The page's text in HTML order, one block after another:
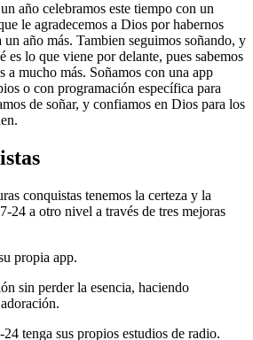
año celebramos este tiempo con un
le agradecemos a Dios por habernos
un año más. Tambien seguimos soñando, y
es lo que viene por delante, pues sabemos
a mucho más. Soñamos con una app
o con programación específica para
de soñar, y confiamos en Dios para los
conquistas tenemos la certeza y la
24 a otro nivel a través de tres mejoras
propia app.
sin perder la esencia, haciendo
tenga sus propios estudios de radio.